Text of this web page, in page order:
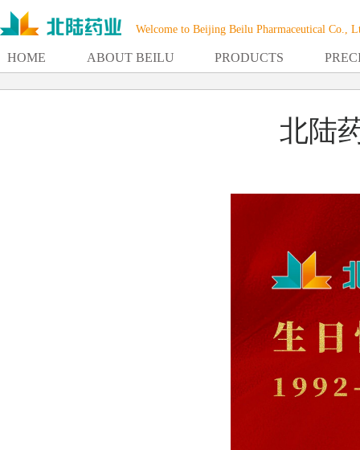
Welcome to Beijing Beilu Pharmaceutical Co.,
HOME ABOUT BEILU PRODUCTS
北陆